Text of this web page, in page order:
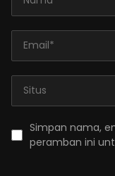
Simpan nama,
peramban ini